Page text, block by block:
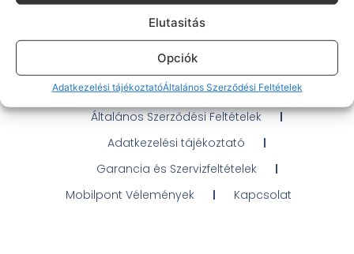
Elutasitás
Opciók
Adatkezelési tájékoztatóÁltalános Szerződési Feltételek
Probléma jelentés / Elállás
OTP Áruhitel Tájékoztató
Klarna fizetési tájékoztató
Általános Szerződési Feltételek
Adatkezelési tájékoztató
Garancia és Szervizfeltételek
Mobilpont Vélemények
Kapcsolat